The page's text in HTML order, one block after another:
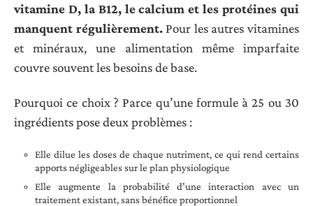
vitamine D, la B12, le calcium et les protéines qui
manquent régulièrement.Pour les autres vitamines
et minéraux, une alimentation même imparfaite
couvre souvent les besoins de base.
Pourquoi ce choix ? Parce qu’une formule à 25 ou 30
ingrédients pose deux problèmes :
Elle dilue les doses de chaque nutriment, ce qui rend certains
apports négligeables sur le plan physiologique
Elle augmente la probabilité d’une interaction avec un
traitement existant, sans bénéfice proportionnel